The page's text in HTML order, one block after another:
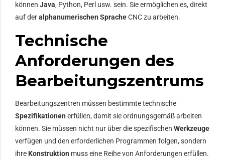
können Java, Python, Perl usw. sein. Sie ermöglichen es, direkt
auf deralphanumerischen SpracheCNC zu arbeiten.
Technische
Anforderungen des
Bearbeitungszentrums
Bearbeitungszentren müssen bestimmte technische
Spezifikationen erfüllen, damit sie ordnungsgemäß arbeiten
können. Sie müssen nicht nur über die spezifischen Werkzeuge
verfügen und den erforderlichen Programmen folgen, sondern
ihre Konstruktion muss eine Reihe von Anforderungen erfüllen.